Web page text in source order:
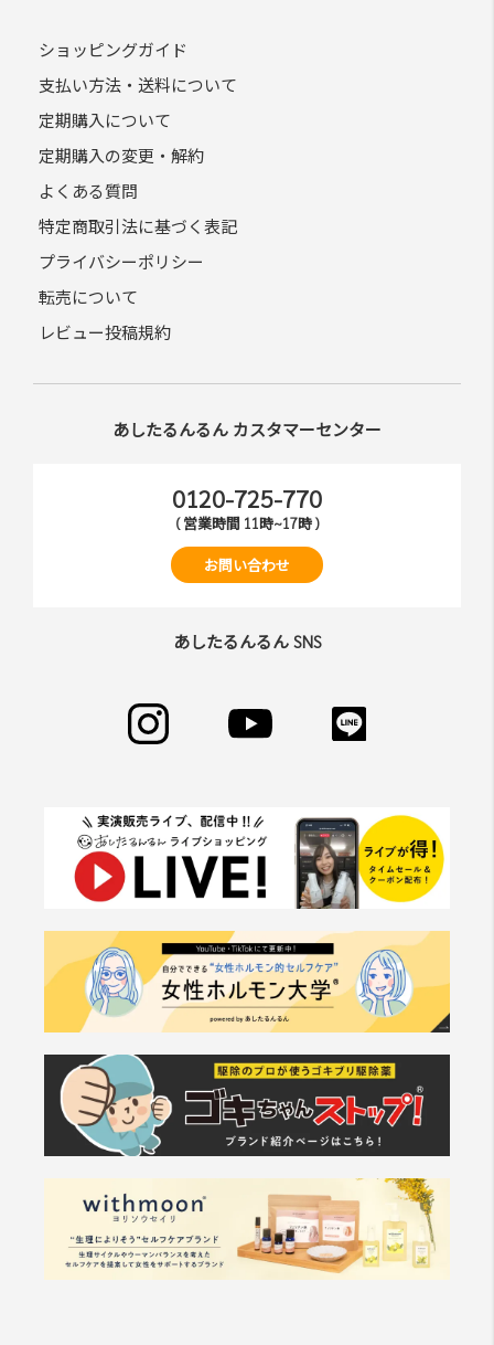
ショッピングガイド
支払い方法・送料について
定期購入について
定期購入の変更・解約
よくある質問
特定商取引法に基づく表記
プライバシーポリシー
転売について
レビュー投稿規約
あしたるんるん カスタマーセンター
0120-725-770
( 営業時間 11時~17時 )
お問い合わせ
あしたるんるん SNS